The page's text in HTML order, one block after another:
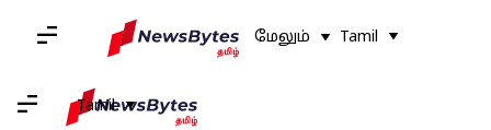
மேலும் Tamil
Tamil